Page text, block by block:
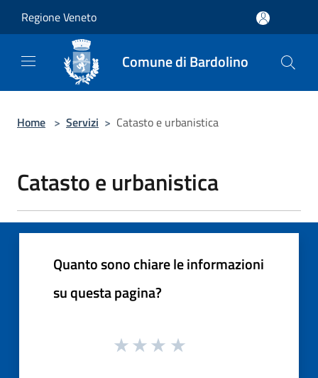
Regione Veneto
Comune di Bardolino
Home > Servizi > Catasto e urbanistica
Catasto e urbanistica
Quanto sono chiare le informazioni
su questa pagina?